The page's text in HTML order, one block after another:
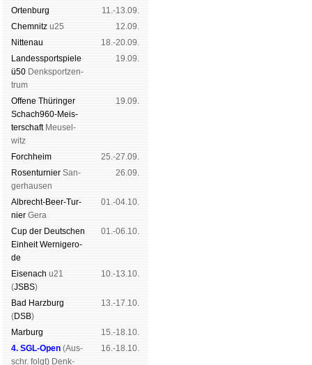
Orten­burg
11.-13.09.
Chem­nitz u25
12.09.
Nitte­nau
18.-20.09.
Landes­sport­spiele
ü50 Denk­sport­zen­
trum
19.09.
Offene Thü­rin­ger
Schach960-Meis­
ter­schaftMeu­sel­
witz
19.09.
Forch­heim
25.-27.09.
Rosen­tur­nier San­
ger­hau­sen
26.09.
Albrecht-Beer-Tur­
nier Ge­ra
01.-04.10.
Cup der Deut­schen
Ein­heit Wer­ni­ge­ro­
de
01.-06.10.
Eise­nach u21
(JSBS)
10.-13.10.
Bad Harz­burg
(DSB)
13.-17.10.
Mar­burg
15.-18.10.
4. SGL-Open (Aus­
schr. folgt) Denk­
16.-18.10.